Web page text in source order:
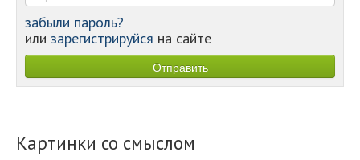
забыли пароль?
или зарегистрируйся на сайте
Картинки со смыслом